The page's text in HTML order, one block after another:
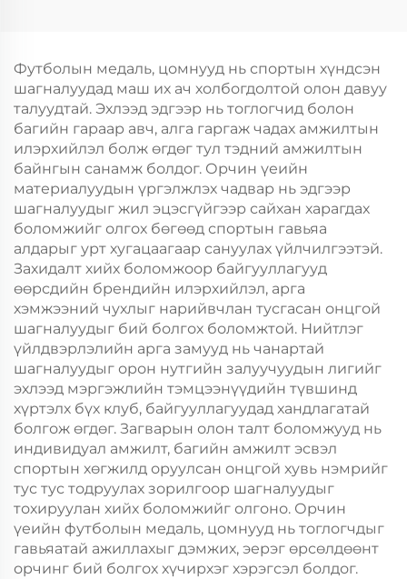
спортын медаль
медаль, сувенир
Футболын медаль, цомнууд нь спортын хүндсэн
шагналуудад маш их ач холбогдолтой олон давуу
талуудтай. Эхлээд эдгээр нь тоглогчид болон
багийн гараар авч, алга гаргаж чадах амжилтын
илэрхийлэл болж өгдөг тул тэдний амжилтын
байнгын санамж болдог. Орчин үеийн
материалуудын үргэлжлэх чадвар нь эдгээр
шагналуудыг жил эцэсгүйгээр сайхан харагдах
боломжийг олгох бөгөөд спортын гавьяа
алдарыг урт хугацаагаар сануулах үйлчилгээтэй.
Захидалт хийх боломжоор байгууллагууд
өөрсдийн брендийн илэрхийлэл, арга
хэмжээний чухлыг нарийвчлан тусгасан онцгой
шагналуудыг бий болгох боломжтой. Нийтлэг
үйлдвэрлэлийн арга замууд нь чанартай
шагналуудыг орон нутгийн залуучуудын лигийг
эхлээд мэргэжлийн тэмцээнүүдийн түвшинд
хүртэлх бүх клуб, байгууллагуудад хандлагатай
болгож өгдөг. Загварын олон талт боломжууд нь
индивидуал амжилт, багийн амжилт эсвэл
спортын хөгжилд оруулсан онцгой хувь нэмрийг
тус тус тодруулах зорилгоор шагналуудыг
тохируулан хийх боломжийг олгоно. Орчин
үеийн футболын медаль, цомнууд нь тоглогчдыг
гавьяатай ажиллахыг дэмжих, эерэг өрсөлдөөнт
орчинг бий болгох хүчирхэг хэрэгсэл болдог.